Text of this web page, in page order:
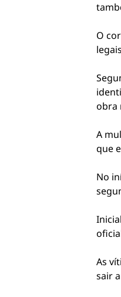
O
obra
A
que
No
As
sair